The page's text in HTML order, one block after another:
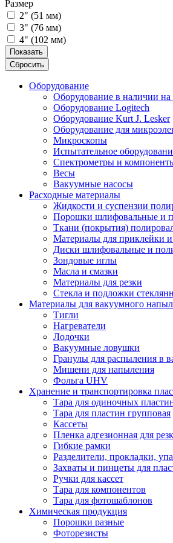
Размер
2" (51 мм)
3" (76 мм)
4" (102 мм)
Показать
Сбросить
Оборудование
Оборудование в наличии на
Оборудование Logitech
Оборудование Kurt J. Lesker
Оборудование для
Микроскопы
Испытательное
Спектрометры и
Весы
Вакуумные насосы
Расходные материалы
Жидкости и суспензии
Порошки шлифовальные и
Ткани (покрытия)
Материалы для приклейки
Диски шлифовальные и
Зондовые иглы
Масла и смазки
Материалы для резки
Стекла и подложки
Материалы для вакуумного
Тигли
Нагреватели
Лодочки
Вакуумные ловушки
Гранулы для распыления в
Мишени для напыления
Фольга UHV
Хранение и транспортировка
Тара для одиночных
Тара для пластин групповая
Кассеты
Пленка адгезионная для
Гибкие рамки
Разделители, прокладки,
Захваты и пинцеты для
Ручки для кассет
Тара для компонентов
Тара для фотошаблонов
Химическая продукция
Порошки разные
Фоторезисты